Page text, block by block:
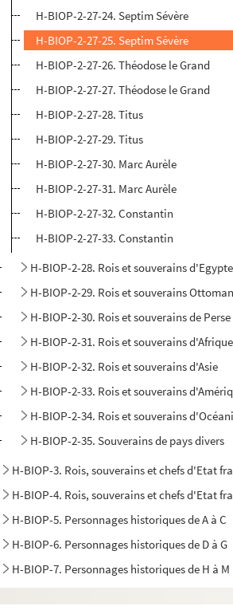
H-BIOP-2-27-24. Septim Sévère
H-BIOP-2-27-25. Septim Sévère
H-BIOP-2-27-26. Théodose le Grand
H-BIOP-2-27-27. Théodose le Grand
H-BIOP-2-27-28. Titus
H-BIOP-2-27-29. Titus
H-BIOP-2-27-30. Marc Aurèle
H-BIOP-2-27-31. Marc Aurèle
H-BIOP-2-27-32. Constantin
H-BIOP-2-27-33. Constantin
H-BIOP-2-28. Rois et souverains d'Egypte
H-BIOP-2-29. Rois et souverains
H-BIOP-2-30. Rois et souverains de Perse
H-BIOP-2-31. Rois et souverains d'Afrique
H-BIOP-2-32. Rois et souverains d'Asie
H-BIOP-2-33. Rois et souverains
H-BIOP-2-34. Rois et souverains
H-BIOP-2-35. Souverains de pays divers
H-BIOP-3. Rois, souverains et chefs d'Etat
H-BIOP-4. Rois, souverains et chefs d'Etat
H-BIOP-5. Personnages historiques de A à C
H-BIOP-6. Personnages historiques de D à G
H-BIOP-7. Personnages historiques de H à M